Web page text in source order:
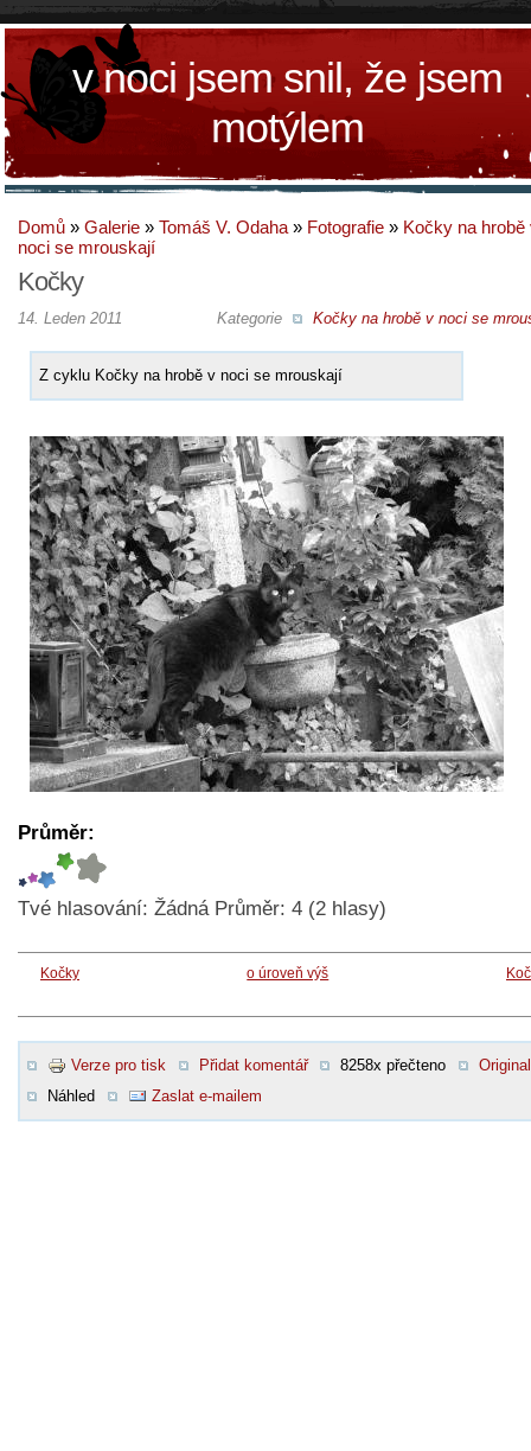
v noci jsem snil, že jsem
motýlem
Domů » Galerie » Tomáš V. Odaha » Fotografie » Kočky na hrobě
noci se mrouskají
Kočky
Kategorie Kočky na hrobě v noci se
14. Leden 2011
Z cyklu Kočky na hrobě v noci se mrouskají
Průměr:
Tvé hlasování: Žádná Průměr: 4 (2 hlasy)
Kočky o úroveň výš
Verze pro tisk Přidat komentář 8258x přečteno
Original
Náhled
Zaslat e-mailem